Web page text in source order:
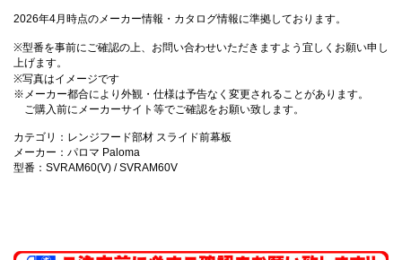
2026年4月時点のメーカー情報・カタログ情報に準拠しております。
※型番を事前にご確認の上、お問い合わせいただきますよう宜しくお願い申し
上げます。
※写真はイメージです
※メーカー都合により外観・仕様は予告なく変更されることがあります。
ご購入前にメーカーサイト等でご確認をお願い致します。
カテゴリ：レンジフード部材 スライド前幕板
メーカー：パロマ Paloma
型番：SVRAM60(V) / SVRAM60V